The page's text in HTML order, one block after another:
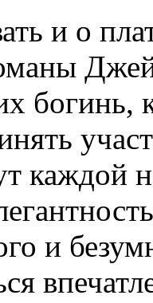
и о
каждой
и